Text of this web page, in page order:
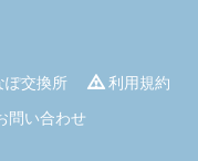
交換所
利用規約
問い合わせ